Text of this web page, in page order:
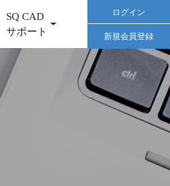
SQ CAD
サポート
ログイン
新規会員登録